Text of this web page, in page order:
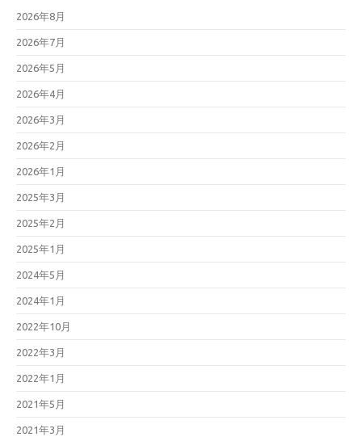
2026年8月
2026年7月
2026年5月
2026年4月
2026年3月
2026年2月
2026年1月
2025年3月
2025年2月
2025年1月
2024年5月
2024年1月
2022年10月
2022年3月
2022年1月
2021年5月
2021年3月